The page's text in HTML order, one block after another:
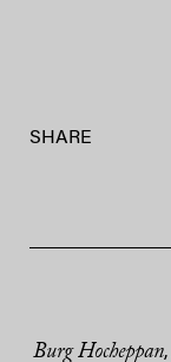
SHARE
Burg Hocheppan,